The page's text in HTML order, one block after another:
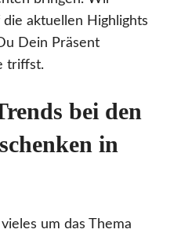
aktuellen Highlights
Dein Präsent
triffst.
bei den
in
um das Thema